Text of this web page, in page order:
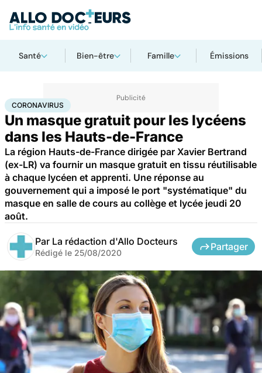
Santé Bien-être Famille Émissions
AccueilSantéMaladies Coronavirus
CORONAVIRUS
Un masque gratuit pour les lycéens
dans les Hauts-de-France
La région Hauts-de-France dirigée par Xavier Bertrand
(ex-LR) va fournir un masque gratuit en tissu réutilisable
à chaque lycéen et apprenti. Une réponse au
gouvernement qui a imposé le port "systématique" du
masque en salle de cours au collège et lycée jeudi 20
août.
Par La rédaction d'Allo Docteurs
Rédigé le 25/08/2020
Partager